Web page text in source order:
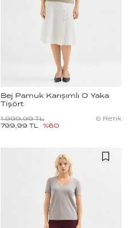
Bej Pamuk Karışımlı O Yaka
Tişört
1.999,99 TL
799,99 TL %60
6 Renk